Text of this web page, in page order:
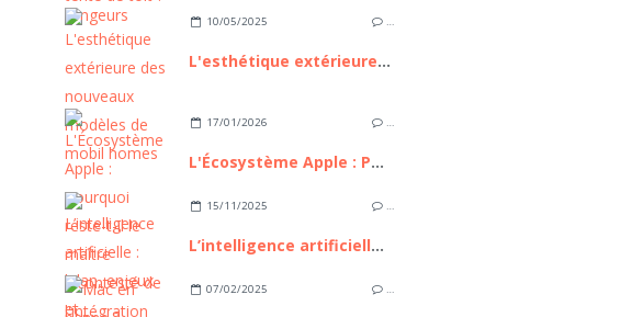
10/05/2025 …
L'esthétique extérieure des nouveaux modèles de mobil homes
17/01/2026 …
L'Écosystème Apple : Pourquoi reste-t-il le maître incontesté de l'intégration technologique ?
15/11/2025 …
L’intelligence artificielle : bilan, enjeux et perspectives
07/02/2025 …